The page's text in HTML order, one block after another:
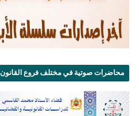
محاضرات صوتية في مختلف فروع القانون